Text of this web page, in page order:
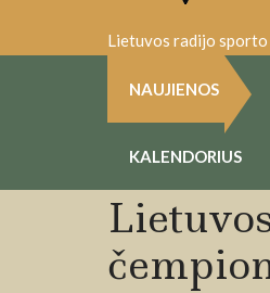
Lietuvos radijo
NAUJIENOS
KALENDORIUS